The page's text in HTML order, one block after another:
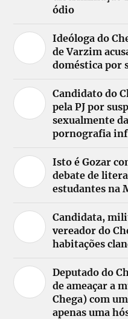
ódio
Ideóloga do
de Varzim
doméstica por
Candidato do
pela PJ por
sexualmente
pornografia
Isto é Gozar
debate de
estudantes na
Candidata,
vereador do
habitações
Deputado do
de ameaçar a
Chega) com
apenas uma